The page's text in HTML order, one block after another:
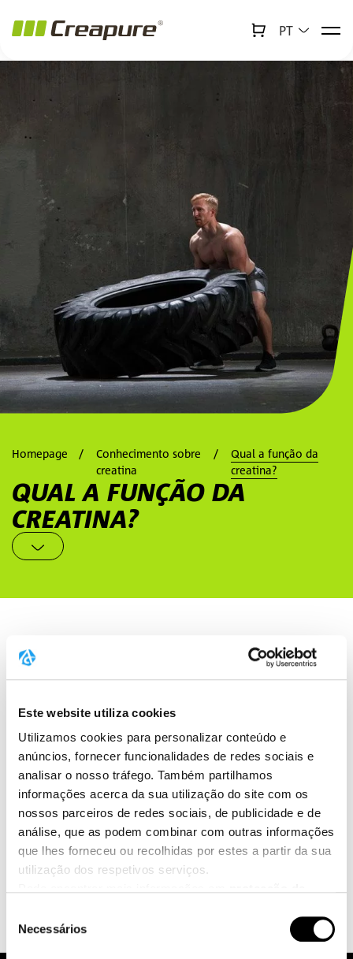
Este website utiliza cookies
Utilizamos cookies para personalizar conteúdo e
anúncios, fornecer funcionalidades de redes sociais e
analisar o nosso tráfego. Também partilhamos
informações acerca da sua utilização do site com os
nossos parceiros de redes sociais, de publicidade e de
análise, que as podem combinar com outras informações
que lhes forneceu ou recolhidas por estes a partir da sua
utilização dos respetivos serviços.
Cliqueaquipara ir para a impressão.
consentimento
Necessários
PT
Homepage
Conhecimento sobre
creatina
Qual a função da
creatina?
QUAL A FUNÇÃO DA
CREATINA?
A CREATINA, COMO SUPLEMENTO
ALIMENTAR, AUMENTA O
A ingestão suplementar de creatina pode aumentar os
estoques de creatina e creatina fosfato nas células
musculares. Isso, por sua vez, melhora o desempenho
durante esforços musculares intensos, levando a um
aumento do crescimento muscular e ganhos de força.
O maior estoque de creatina fosfato também resulta
em uma regeneração mais rápida de ATP, favorecendo
Creabot ↻ x